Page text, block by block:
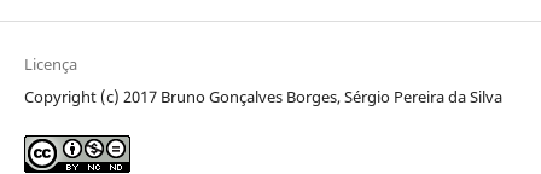
Licença
Copyright (c) 2017 Bruno Gonçalves Borges, Sérgio Pereira da Silva